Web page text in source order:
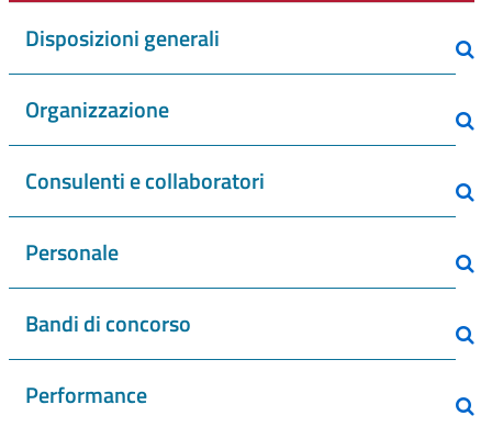
Disposizioni generali
Organizzazione
Consulenti e collaboratori
Personale
Bandi di concorso
Performance